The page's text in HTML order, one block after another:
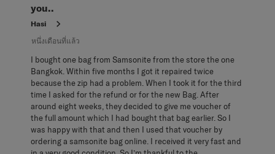
you..
Hasi
หนึ่งเดือนที่แล้ว
I bought one bag from Samsonite from the store the one
Bangkok. Within five months I got it repaired twice
because the zip had a problem. When I took it for the third
time I asked for the refund or for the new Bag. After
around eight weeks, they decided to give me voucher of
the full amount which I had bought that bag earlier. So I
was happy with that and then I used that voucher by
ordering a samsonite bag online. I received it very fast and